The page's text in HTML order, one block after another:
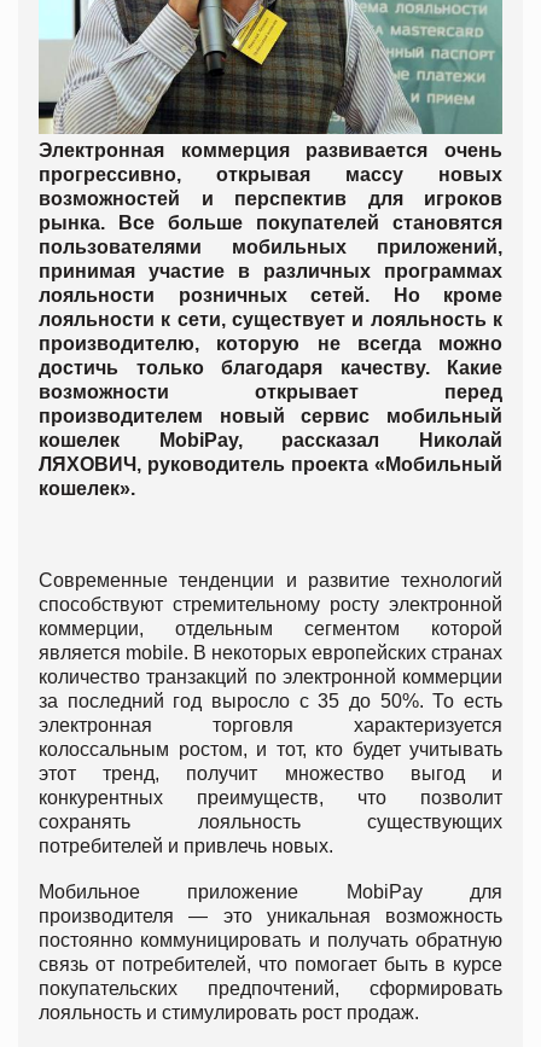
Электронная коммерция развивается очень
прогрессивно, открывая массу новых
возможностей и перспектив для игроков
рынка. Все больше покупателей становятся
пользователями мобильных приложений,
принимая участие в различных программах
лояльности розничных сетей. Но кроме
лояльности к сети, существует и лояльность к
производителю, которую не всегда можно
достичь только благодаря качеству. Какие
возможности открывает перед
производителем новый сервис мобильный
кошелек MobiPay, рассказал Николай
ЛЯХОВИЧ, руководитель проекта «Мобильный
кошелек».
Современные тенденции и развитие технологий
способствуют стремительному росту электронной
коммерции, отдельным сегментом которой
является mobile. В некоторых европейских странах
количество транзакций по электронной коммерции
за последний год выросло с 35 до 50%. То есть
электронная торговля характеризуется
колоссальным ростом, и тот, кто будет учитывать
этот тренд, получит множество выгод и
конкурентных преимуществ, что позволит
сохранять лояльность существующих
потребителей и привлечь новых.
Мобильное приложение MobiPay для
производителя — это уникальная возможность
постоянно коммуницировать и получать обратную
связь от потребителей, что помогает быть в курсе
покупательских предпочтений, сформировать
лояльность и стимулировать рост продаж.